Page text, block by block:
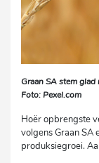
Graan SA stem
Foto: Pexel.com
Hoër opbrengste
volgens Graan SA
produksiegroei.